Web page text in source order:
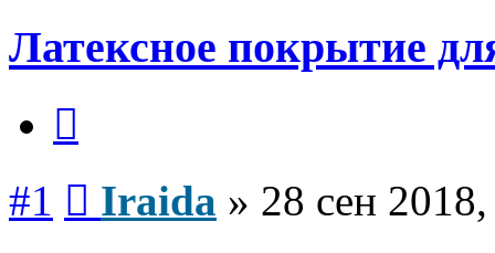
Латексное покрытие
#1 Iraida » 28 сен